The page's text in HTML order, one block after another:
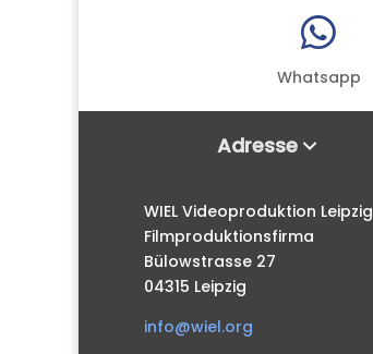

Whatsapp
Adresse
WIEL Videoproduktion Leipzig
Filmproduktionsfirma
Bülowstrasse 27
04315 Leipzig
info@wiel.org